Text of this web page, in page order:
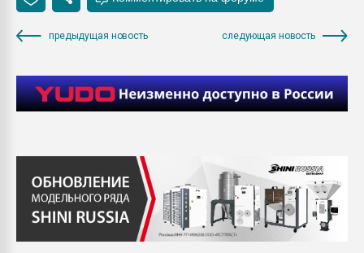
предыдущая новость следующая новость